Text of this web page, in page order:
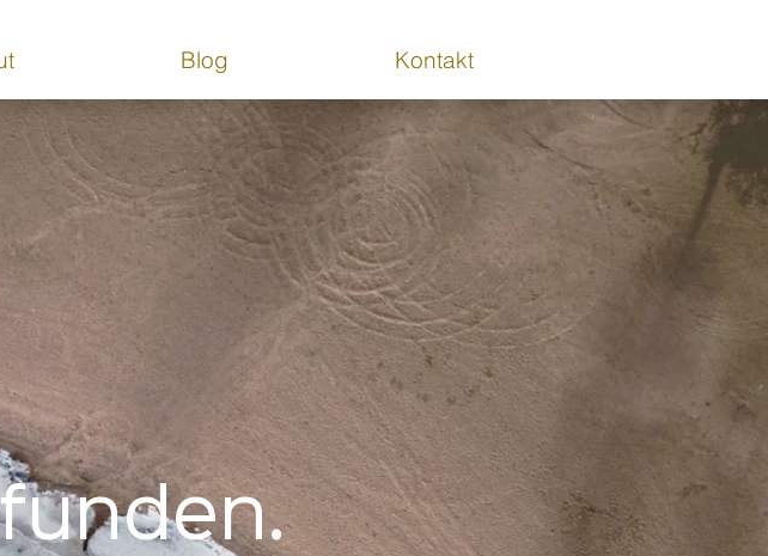
Blog Kontakt